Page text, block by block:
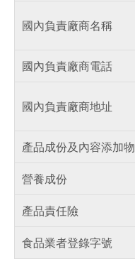
國內負責廠商名稱
國內負責廠商電話
國內負責廠商地址
產品成份及內容添加物
營養成份
產品責任險
食品業者登錄字號